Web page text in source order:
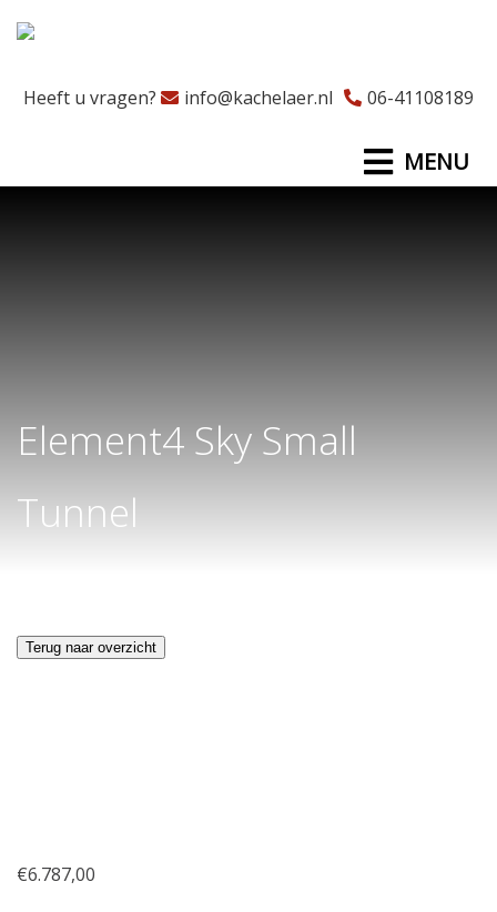
Heeft u vragen? info@kachelaer.nl 06-41108189
MENU
Element4 Sky Small
Tunnel
Terug naar overzicht
€6.787,00